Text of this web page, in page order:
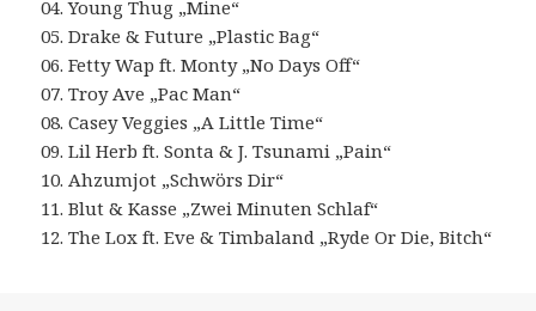
04. Young Thug „Mine“
05. Drake & Future „Plastic Bag“
06. Fetty Wap ft. Monty „No Days Off“
07. Troy Ave „Pac Man“
08. Casey Veggies „A Little Time“
09. Lil Herb ft. Sonta & J. Tsunami „Pain“
10. Ahzumjot „Schwörs Dir“
11. Blut & Kasse „Zwei Minuten Schlaf“
12. The Lox ft. Eve & Timbaland „Ryde Or Die, Bitch“